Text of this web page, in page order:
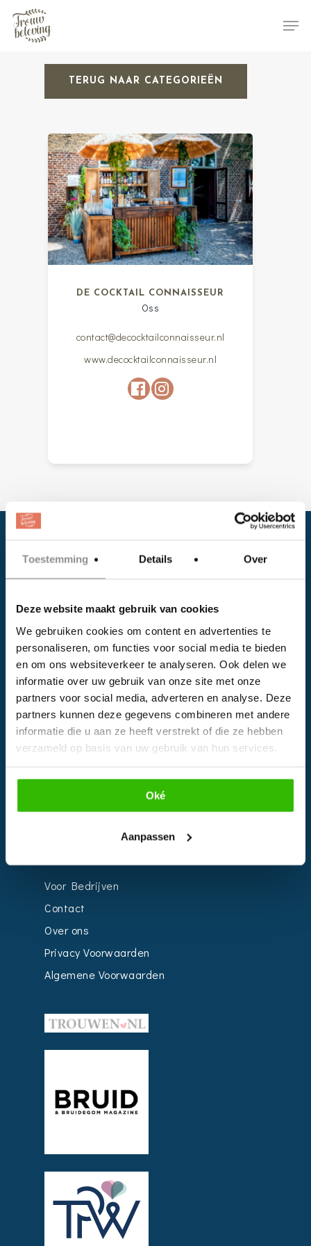
Toestemming Details Over
Deze website maakt gebruik van cookies
We gebruiken cookies om content en advertenties te
personaliseren, om functies voor social media te bieden
en om ons websiteverkeer te analyseren. Ook delen we
informatie over uw gebruik van onze site met onze
partners voor social media, adverteren en analyse. Deze
partners kunnen deze gegevens combineren met andere
informatie die u aan ze heeft verstrekt of die ze hebben
verzameld op basis van uw gebruik van hun services.
Oké
Aanpassen
Hit enter to search or ESC to close
TERUG NAAR CATEGORIEËN
DE COCKTAIL CONNAISSEUR
Oss
contact@decocktailconnaisseur.nl
www.decocktailconnaisseur.nl
Facebook
Instagram
EVENTS
Kalender
Impressie
Voor Bedrijven
Contact
Over ons
Privacy Voorwaarden
Algemene Voorwaarden